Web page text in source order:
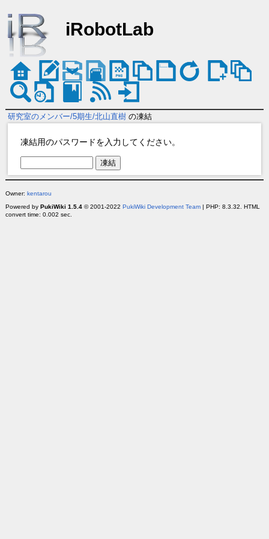
iRobotLab
研究室のメンバー/5期生/北山直樹の凍結
凍結用のパスワードを入力してください。
Owner: kentarou
Powered by PukiWiki 1.5.4© 2001-2022 PukiWiki Development Team| PHP: 8.3.32. HTML
convert time: 0.002 sec.